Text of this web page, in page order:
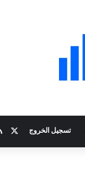
تسجيل الخروج